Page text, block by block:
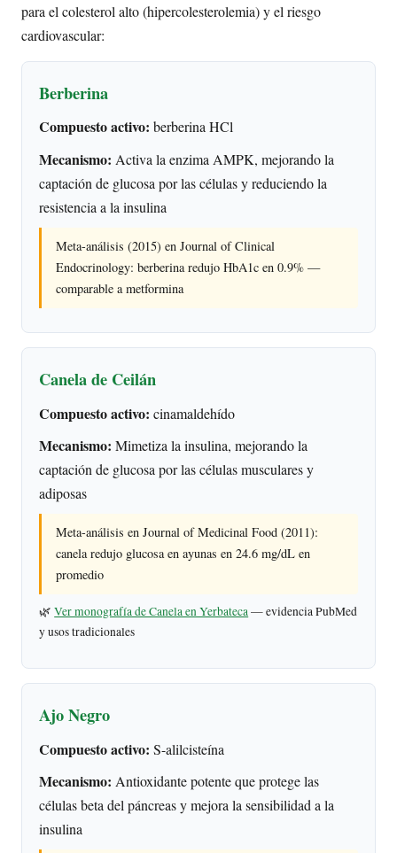
para el colesterol alto (hipercolesterolemia) y el riesgo
cardiovascular:
Berberina
Compuesto activo: berberina HCl
Mecanismo: Activa la enzima AMPK, mejorando la
captación de glucosa por las células y reduciendo la
resistencia a la insulina
Meta-análisis (2015) en Journal of Clinical
Endocrinology: berberina redujo HbA1c en 0.9% —
comparable a metformina
Canela de Ceilán
Compuesto activo: cinamaldehído
Mecanismo: Mimetiza la insulina, mejorando la
captación de glucosa por las células musculares y
adiposas
Meta-análisis en Journal of Medicinal Food (2011):
canela redujo glucosa en ayunas en 24.6 mg/dL en
promedio
🌿Ver monografía de Canela en Yerbateca— evidencia PubMed
y usos tradicionales
Ajo Negro
Compuesto activo: S-alilcisteína
Mecanismo: Antioxidante potente que protege las
células beta del páncreas y mejora la sensibilidad a la
insulina